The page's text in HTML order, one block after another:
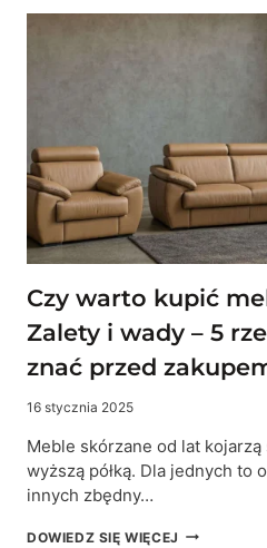
SALONIE
GO
WYBRAĆ
Czy warto kupić
Zalety i wady – 5
znać przed
16 stycznia 2025
Meble skórzane od lat kojarzą
wyższą półką. Dla jednych to
innych zbędny…
DOWIEDZ SIĘ WIĘCEJ CZY